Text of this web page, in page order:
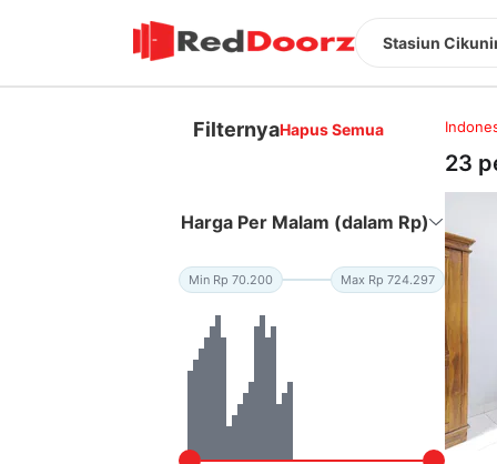
Stasiun
FilternyaHapus Semua
Harga Per Malam (dalam Rp)
Min Rp 70.200 Max Rp 724.297
23